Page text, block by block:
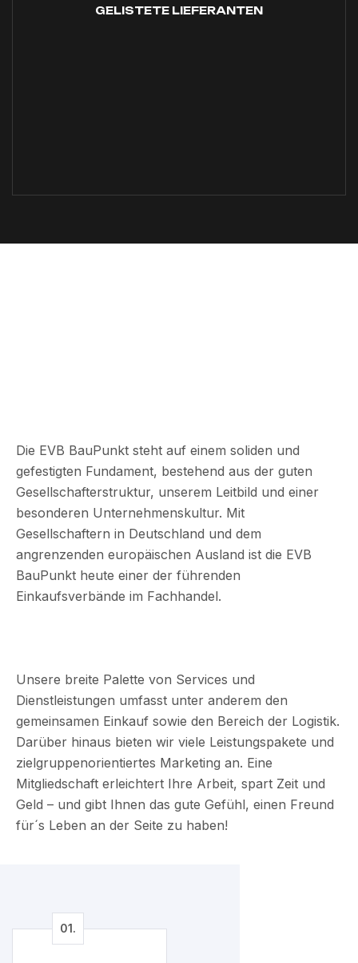
GELISTETE LIEFERANTEN
Die EVB BauPunkt steht auf einem soliden und
gefestigten Fundament, bestehend aus der guten
Gesellschafterstruktur, unserem Leitbild und einer
besonderen Unternehmenskultur. Mit
Gesellschaftern in Deutschland und dem
angrenzenden europäischen Ausland ist die EVB
BauPunkt heute einer der führenden
Einkaufsverbände im Fachhandel.
Unsere breite Palette von Services und
Dienstleistungen umfasst unter anderem den
gemeinsamen Einkauf sowie den Bereich der Logistik.
Darüber hinaus bieten wir viele Leistungspakete und
zielgruppenorientiertes Marketing an. Eine
Mitgliedschaft erleichtert Ihre Arbeit, spart Zeit und
Geld – und gibt Ihnen das gute Gefühl, einen Freund
für´s Leben an der Seite zu haben!